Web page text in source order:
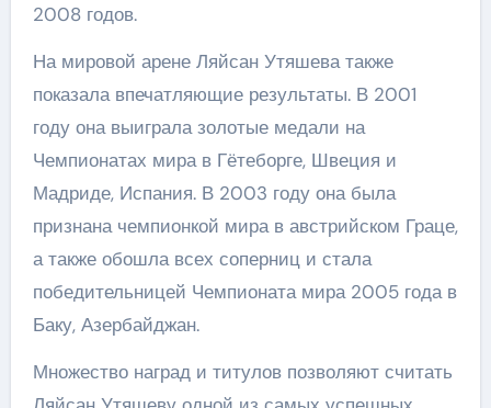
2008 годов.
На мировой арене Ляйсан Утяшева также
показала впечатляющие результаты. В 2001
году она выиграла золотые медали на
Чемпионатах мира в Гётеборге, Швеция и
Мадриде, Испания. В 2003 году она была
признана чемпионкой мира в австрийском Граце,
а также обошла всех соперниц и стала
победительницей Чемпионата мира 2005 года в
Баку, Азербайджан.
Множество наград и титулов позволяют считать